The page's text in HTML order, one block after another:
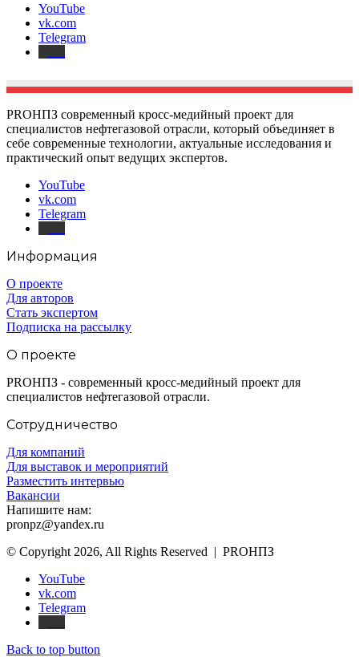
YouTube
vk.com
Telegram
PROНПЗ современный кросс-медийный проект для
специалистов нефтегазовой отрасли, который объединяет в
себе современные технологии, актуальные исследования и
практический опыт ведущих экспертов.
YouTube
vk.com
Telegram
Информация
О проекте
Для авторов
Стать экспертом
Подписка на рассылку
О проекте
PROНПЗ - современный кросс-медийный проект для
специалистов нефтегазовой отрасли.
Сотрудничество
Для компаний
Для выставок и мероприятий
Разместить интервью
Вакансии
Напишите нам:
pronpz@yandex.ru
© Copyright 2026, All Rights Reserved | PROНПЗ
YouTube
vk.com
Telegram
Back to top button